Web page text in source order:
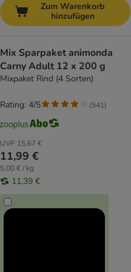
Zum Warenkorb
hinzufügen
Mix Sparpaket animonda
Carny Adult 12 x 200 g
Mixpaket Rind (4 Sorten)
UVP 15,67 €
11,99 €
5,00 € / kg
11,39 €
Rating: 4/5 (541)